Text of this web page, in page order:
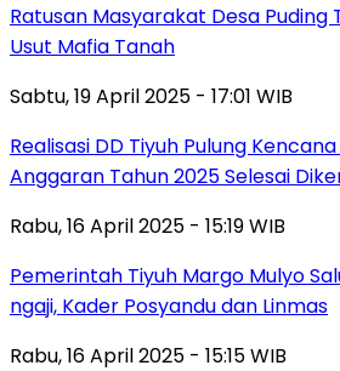
Ratusan Masyarakat Desa Puding
Usut Mafia Tanah
Sabtu, 19 April 2025 - 17:01 WIB
Realisasi DD Tiyuh Pulung
Anggaran Tahun 2025 Selesai
Rabu, 16 April 2025 - 15:19 WIB
Pemerintah Tiyuh Margo Mulyo
ngaji, Kader Posyandu dan Linmas
Rabu, 16 April 2025 - 15:15 WIB